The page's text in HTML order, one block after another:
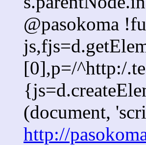
@pasokoma
[0],p=/^http:/
(document,
http://